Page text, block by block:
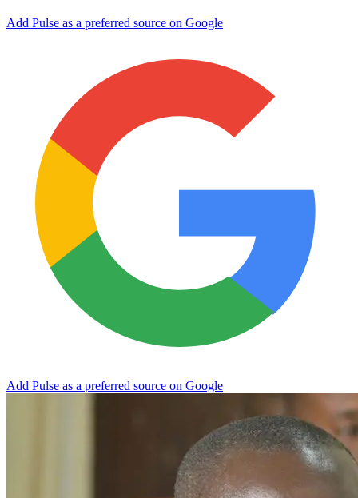
Add Pulse as a preferred source on Google
Add Pulse as a preferred source on Google